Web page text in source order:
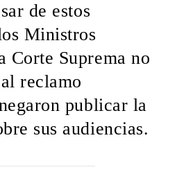
de estos
Ministros
Corte Suprema no
reclamo
publicar la
sus audiencias.